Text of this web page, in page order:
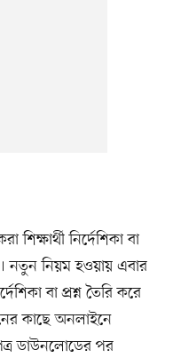
শিক্ষার্থী নির্দেশিকা বা
নতুন নিয়ম হওয়ায় এবার
বা প্রশ্ন তৈরি করে
কাছে অনলাইনে
ডাউনলোডের পর